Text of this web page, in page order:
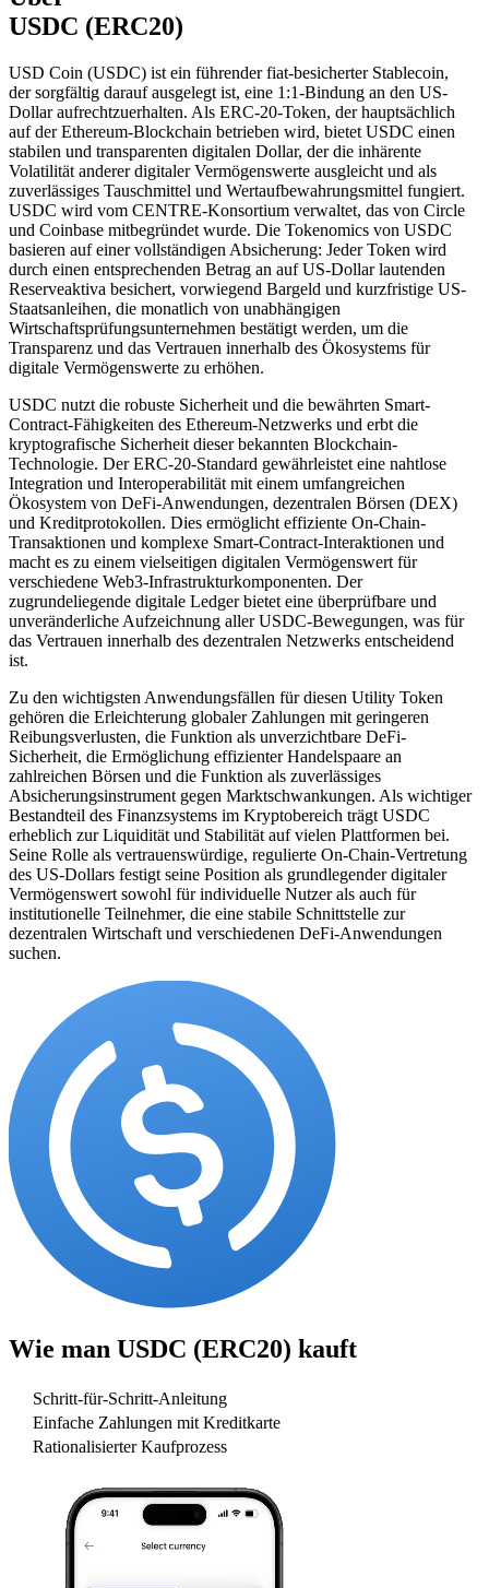
USDC (ERC20)
USD Coin (USDC) ist ein führender fiat-besicherter Stablecoin,
der sorgfältig darauf ausgelegt ist, eine 1:1-Bindung an den US-
Dollar aufrechtzuerhalten. Als ERC-20-Token, der hauptsächlich
auf der Ethereum-Blockchain betrieben wird, bietet USDC einen
stabilen und transparenten digitalen Dollar, der die inhärente
Volatilität anderer digitaler Vermögenswerte ausgleicht und als
zuverlässiges Tauschmittel und Wertaufbewahrungsmittel fungiert.
USDC wird vom CENTRE-Konsortium verwaltet, das von Circle
und Coinbase mitbegründet wurde. Die Tokenomics von USDC
basieren auf einer vollständigen Absicherung: Jeder Token wird
durch einen entsprechenden Betrag an auf US-Dollar lautenden
Reserveaktiva besichert, vorwiegend Bargeld und kurzfristige US-
Staatsanleihen, die monatlich von unabhängigen
Wirtschaftsprüfungsunternehmen bestätigt werden, um die
Transparenz und das Vertrauen innerhalb des Ökosystems für
digitale Vermögenswerte zu erhöhen.
USDC nutzt die robuste Sicherheit und die bewährten Smart-
Contract-Fähigkeiten des Ethereum-Netzwerks und erbt die
kryptografische Sicherheit dieser bekannten Blockchain-
Technologie. Der ERC-20-Standard gewährleistet eine nahtlose
Integration und Interoperabilität mit einem umfangreichen
Ökosystem von DeFi-Anwendungen, dezentralen Börsen (DEX)
und Kreditprotokollen. Dies ermöglicht effiziente On-Chain-
Transaktionen und komplexe Smart-Contract-Interaktionen und
macht es zu einem vielseitigen digitalen Vermögenswert für
verschiedene Web3-Infrastrukturkomponenten. Der
zugrundeliegende digitale Ledger bietet eine überprüfbare und
unveränderliche Aufzeichnung aller USDC-Bewegungen, was für
das Vertrauen innerhalb des dezentralen Netzwerks entscheidend
ist.
Zu den wichtigsten Anwendungsfällen für diesen Utility Token
gehören die Erleichterung globaler Zahlungen mit geringeren
Reibungsverlusten, die Funktion als unverzichtbare DeFi-
Sicherheit, die Ermöglichung effizienter Handelspaare an
zahlreichen Börsen und die Funktion als zuverlässiges
Absicherungsinstrument gegen Marktschwankungen. Als wichtiger
Bestandteil des Finanzsystems im Kryptobereich trägt USDC
erheblich zur Liquidität und Stabilität auf vielen Plattformen bei.
Seine Rolle als vertrauenswürdige, regulierte On-Chain-Vertretung
des US-Dollars festigt seine Position als grundlegender digitaler
Vermögenswert sowohl für individuelle Nutzer als auch für
institutionelle Teilnehmer, die eine stabile Schnittstelle zur
dezentralen Wirtschaft und verschiedenen DeFi-Anwendungen
suchen.
Wie man USDC (ERC20) kauft
Schritt-für-Schritt-Anleitung
Einfache Zahlungen mit Kreditkarte
Rationalisierter Kaufprozess